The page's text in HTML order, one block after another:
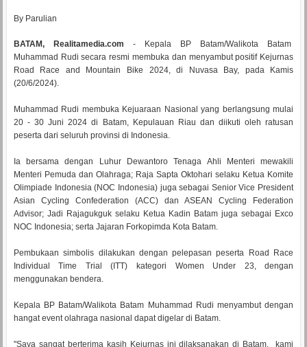
By Parulian
BATAM, Realitamedia.com - Kepala BP Batam/Walikota Batam
Muhammad Rudi secara resmi membuka dan menyambut positif Kejurnas
Road Race and Mountain Bike 2024, di Nuvasa Bay, pada Kamis
(20/6/2024).
Muhammad Rudi membuka Kejuaraan Nasional yang berlangsung mulai
20 - 30 Juni 2024 di Batam, Kepulauan Riau dan diikuti oleh ratusan
peserta dari seluruh provinsi di Indonesia.
Ia bersama dengan Luhur Dewantoro Tenaga Ahli Menteri mewakili
Menteri Pemuda dan Olahraga; Raja Sapta Oktohari selaku Ketua Komite
Olimpiade Indonesia (NOC Indonesia) juga sebagai Senior Vice President
Asian Cycling Confederation (ACC) dan ASEAN Cycling Federation
Advisor; Jadi Rajagukguk selaku Ketua Kadin Batam juga sebagai Exco
NOC Indonesia; serta Jajaran Forkopimda Kota Batam.
Pembukaan simbolis dilakukan dengan pelepasan peserta Road Race
Individual Time Trial (ITT) kategori Women Under 23, dengan
menggunakan bendera.
Kepala BP Batam/Walikota Batam Muhammad Rudi menyambut dengan
hangat event olahraga nasional dapat digelar di Batam.
"Saya sangat berterima kasih Kejurnas ini dilaksanakan di Batam. kami